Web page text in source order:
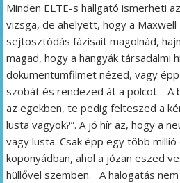
Minden ELTE-s hallgató ismerheti
vizsga, de ahelyett, hogy a
sejtosztódás fázisait magolnád,
magad, hogy a hangyák társadalmi
dokumentumfilmet nézed, vagy
szobát és rendezed át a polcot. A
az egekben, te pedig felteszed a
lusta vagyok?”. A jó hír az, hogy a
vagy lusta. Csak épp egy több
koponyádban, ahol a józan eszed
hüllővel szemben. A halogatás